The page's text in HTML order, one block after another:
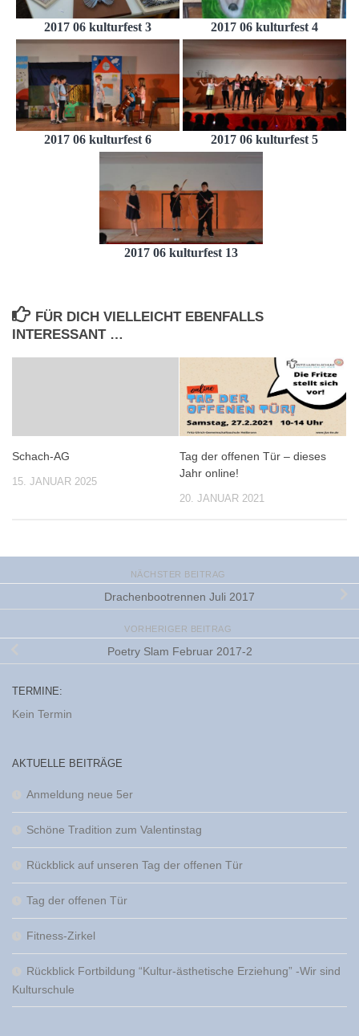
2017 06 kulturfest 3 2017 06 kulturfest 4
2017 06 kulturfest 6 2017 06 kulturfest 5
2017 06 kulturfest 13
FÜR DICH VIELLEICHT EBENFALLS
INTERESSANT …
Schach-AG
15. JANUAR 2025
Tag der offenen Tür – dieses
Jahr online!
20. JANUAR 2021
NÄCHSTER BEITRAG
Drachenbootrennen Juli 2017
VORHERIGER BEITRAG
Poetry Slam Februar 2017-2
TERMINE:
Kein Termin
AKTUELLE BEITRÄGE
Anmeldung neue 5er
Schöne Tradition zum Valentinstag
Rückblick auf unseren Tag der offenen Tür
Tag der offenen Tür
Fitness-Zirkel
Rückblick Fortbildung “Kultur-ästhetische Erziehung” -Wir sind
Kulturschule